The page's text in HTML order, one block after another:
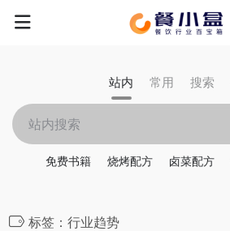
站内 常用 搜索
免费书籍 烧烤配方 卤菜配方
标签：行业趋势